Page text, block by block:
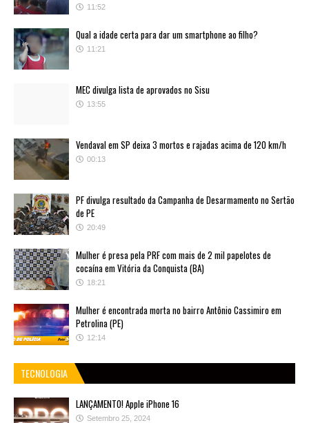
11:52
Qual a idade certa para dar um smartphone ao filho?
11:21
MEC divulga lista de aprovados no Sisu
13:55
Vendaval em SP deixa 3 mortos e rajadas acima de 120 km/h
00:13
PF divulga resultado da Campanha de Desarmamento no Sertão
de PE
20:49
Mulher é presa pela PRF com mais de 2 mil papelotes de
cocaína em Vitória da Conquista (BA)
18:21
Mulher é encontrada morta no bairro Antônio Cassimiro em
Petrolina (PE)
12:14
TECNOLOGIA
LANÇAMENTO! Apple iPhone 16
Setembro 25, 2024